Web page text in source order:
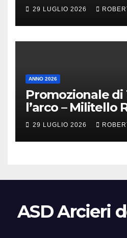
29 LUGLIO 2026
ANNO 2026
Promozionale di
l’arco – Militello
(Me)
29 LUGLIO 2026
ASD Arcieri